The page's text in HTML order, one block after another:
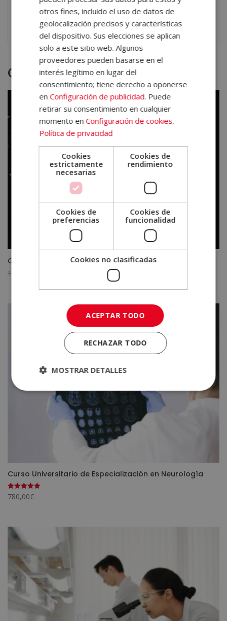
vinculados al sector de la minería y las excavaciones
bajo tierra.
Otras titulaciones
Certificación Experto en Geofísica
1.920,00
1.920,00€.
es:
480,00€.
Curso Universitario de Especialización en Neurología
Valorado
con
780,00€
otros fines, incluido el uso de datos de
geolocalización precisos y características
del dispositivo. Sus elecciones se aplican
solo a este sitio web. Algunos
proveedores pueden basarse en el
interés legítimo en lugar del
consentimiento; tiene derecho a oponerse
enConfiguración de publicidad. Puede
retirar su consentimiento en cualquier
momento enConfiguración de cookies.
Política de privacidad
Cookies
estrictamente
necesarias
Cookies de
rendimiento
Cookies de
preferencias
Cookies de
funcionalidad
Cookies no clasificadas
ACEPTAR TODO
RECHAZAR TODO
MOSTRAR DETALLES